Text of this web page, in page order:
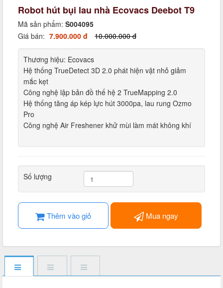
Robot hút bụi lau nhà Ecovacs Deebot T9
Mã sản phẩm: S004095
Giá bán: 7.900.000 đ 10.000.000 đ
Thương hiệu: Ecovacs
Hệ thống TrueDetect 3D 2.0 phát hiện vật nhỏ giảm
mắc kẹt
Công nghệ lập bản đồ thế hệ 2 TrueMapping 2.0
Hệ thống tăng áp kép lực hút 3000pa, lau rung Ozmo
Pro
Công nghệ Air Freshener khử mùi làm mát không khí
Số lượng
Thêm vào giỏ Mua ngay